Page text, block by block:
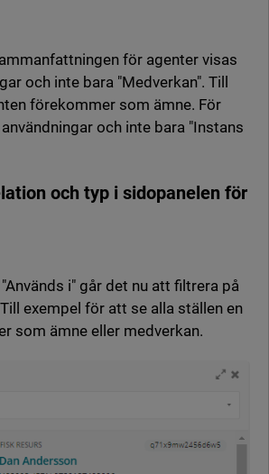
för agenter visas
och inte bara "Medverkan". Till
förekommer som ämne. För
och inte bara "Instans
och typ i sidopanelen för
i" går det nu att filtrera på
exempel för att se alla ställen en
som ämne eller medverkan.